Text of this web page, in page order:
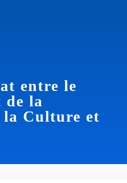
entre le
de la
la Culture et